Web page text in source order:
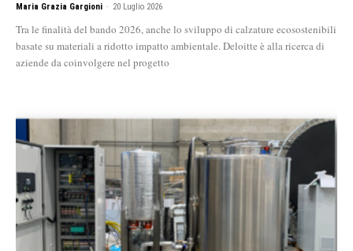
Maria Grazia Gargioni - 20 Luglio 2026
Tra le finalità del bando 2026, anche lo sviluppo di calzature ecosostenibili
basate su materiali a ridotto impatto ambientale. Deloitte è alla ricerca di
aziende da coinvolgere nel progetto